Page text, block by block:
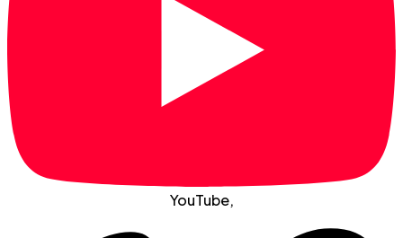
YouTube,